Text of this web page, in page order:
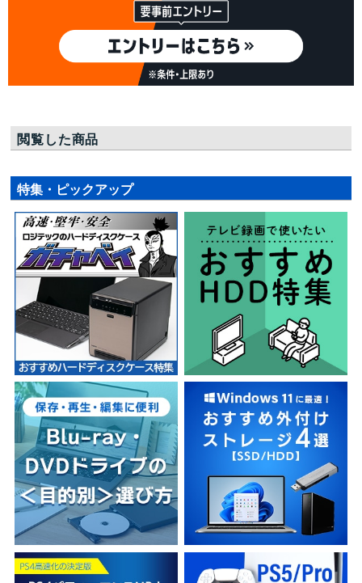
閲覧した商品
特集・ピックアップ